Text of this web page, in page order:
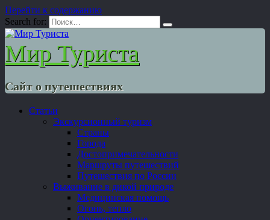
Перейти к содержанию
Search for:
Мир Туриста
Сайт о путешествиях
Статьи
Экскурсионный туризм
Страны
Города
Достопримечательности
Маршруты путешествий
Путешествия по России
Выживание в дикой природе
Медицинская помощь
Огонь, тепло